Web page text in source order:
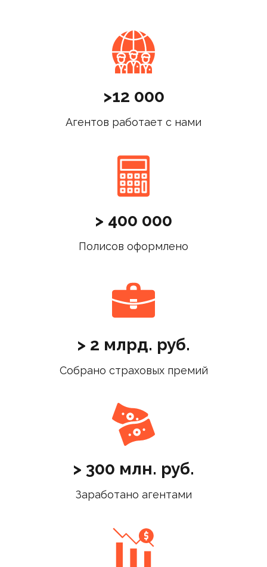
>12 000
Агентов работает с нами
> 400 000
Полисов оформлено
> 2 млрд. руб.
Собрано страховых премий
> 300 млн. руб.
Заработано агентами